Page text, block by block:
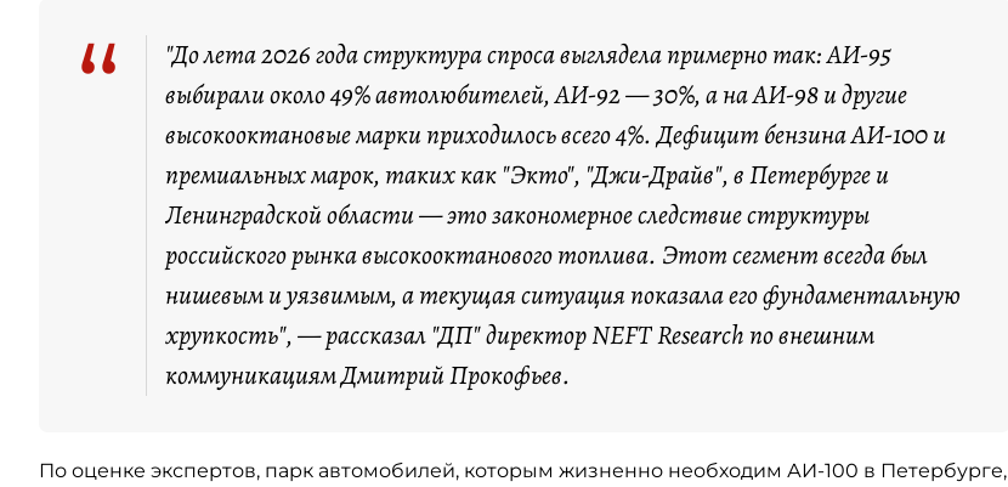
“
"До лета 2026 года структура спроса выглядела примерно так: АИ-95
выбирали около 49% автолюбителей, АИ-92 — 30%, а на АИ-98 и другие
высокооктановые марки приходилось всего 4%. Дефицит бензина АИ-100 и
премиальных марок, таких как "Экто", "Джи-Драйв", в Петербурге и
Ленинградской области — это закономерное следствие структуры
российского рынка высокооктанового топлива. Этот сегмент всегда был
нишевым и уязвимым, а текущая ситуация показала его фундаментальную
хрупкость", — рассказал "ДП" директор NEFT Research по внешним
коммуникациям Дмитрий Прокофьев.
По оценке экспертов, парк автомобилей, которым жизненно необходим АИ-100 в Петербурге,